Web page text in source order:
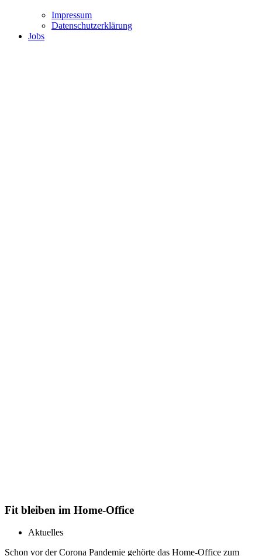
Impressum
Datenschutzerklärung
Jobs
Fit bleiben im Home-Office
Aktuelles
Schon vor der Corona Pandemie gehörte das Home-Office zum